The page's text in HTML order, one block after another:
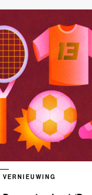
VERNIEUWING